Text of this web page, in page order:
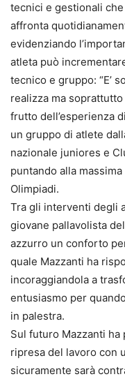
tecnici e gestionali
affronta
evidenziando
atleta può
tecnico e gruppo: “E’
realizza ma
frutto dell’esperienza
un gruppo di atlete
nazionale juniores e
puntando alla
Olimpiadi.
Tra gli interventi degli
giovane pallavolista
azzurro un conforto
quale Mazzanti ha
incoraggiandola a
entusiasmo per
in palestra.
Sul futuro Mazzanti
ripresa del lavoro con
sicuramente sarà